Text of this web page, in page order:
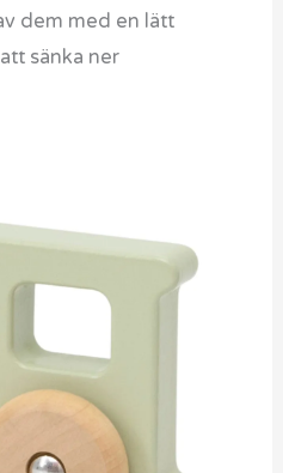
dem med en lätt
sänka ner